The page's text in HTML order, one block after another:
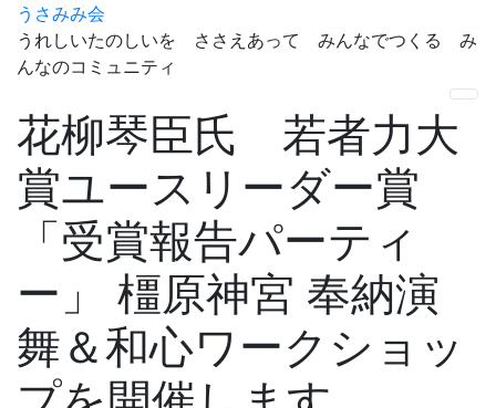
うさみみ会
うれしいたのしいを ささえあって みんなでつくる み
んなのコミュニティ
ナ
花柳琴臣氏 若者力大
賞ユースリーダー賞
「受賞報告パーティ
ー」 橿原神宮 奉納演
舞＆和心ワークショッ